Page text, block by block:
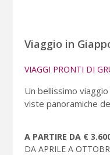
Viaggio in
VIAGGI PRONTI DI
Un bellissimo
viste panoramiche
A PARTIRE DA €
DA APRILE A